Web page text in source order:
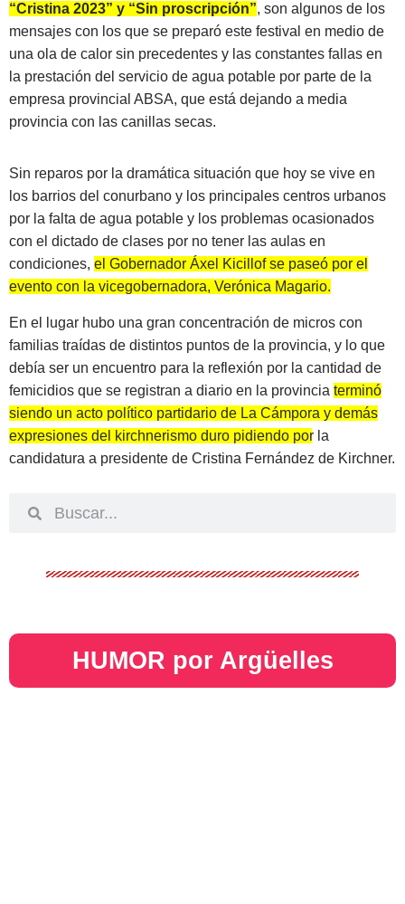
“Cristina 2023” y “Sin proscripción”, son algunos de los
mensajes con los que se preparó este festival en medio de
una ola de calor sin precedentes y las constantes fallas en
la prestación del servicio de agua potable por parte de la
empresa provincial ABSA, que está dejando a media
provincia con las canillas secas.
Sin reparos por la dramática situación que hoy se vive en
los barrios del conurbano y los principales centros urbanos
por la falta de agua potable y los problemas ocasionados
con el dictado de clases por no tener las aulas en
condiciones, el Gobernador Áxel Kicillof se paseó por el
evento con la vicegobernadora, Verónica Magario.
En el lugar hubo una gran concentración de micros con
familias traídas de distintos puntos de la provincia, y lo que
debía ser un encuentro para la reflexión por la cantidad de
femicidios que se registran a diario en la provincia terminó
siendo un acto político partidario de La Cámpora y demás
expresiones del kirchnerismo duro pidiendo por la
candidatura a presidente de Cristina Fernández de Kirchner.
HUMOR por Argüelles​